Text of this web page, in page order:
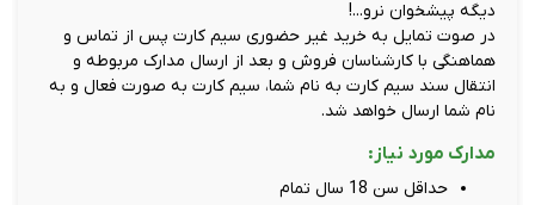
دیگه پیشخوان نرو...!
در صوت تمایل به خرید غیر حضوری سیم کارت پس از تماس و
هماهنگی با کارشناسان فروش و بعد از ارسال مدارک مربوطه و
انتقال سند سیم کارت به نام شما، سیم کارت به صورت فعال و به
نام شما ارسال خواهد شد.
مدارک مورد نیاز:
حداقل سن 18 سال تمام